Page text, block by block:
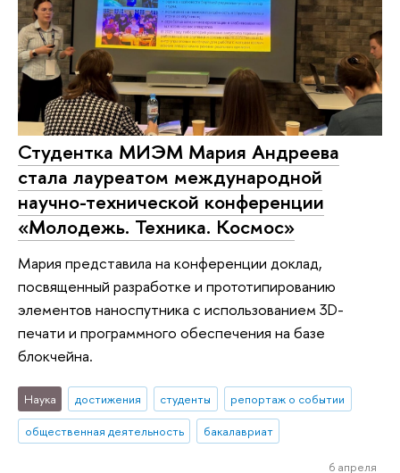
Студентка МИЭМ Мария Андреева
стала лауреатом международной
научно-технической конференции
«Молодежь. Техника. Космос»
Мария представила на конференции доклад,
посвященный разработке и прототипированию
элементов наноспутника с использованием 3D-
печати и программного обеспечения на базе
блокчейна.
Наука достижения студенты
репортаж о событии
общественная деятельность
бакалавриат
6 апреля